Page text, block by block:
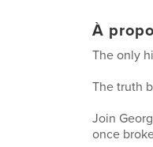
À
The only
The truth
Join
once